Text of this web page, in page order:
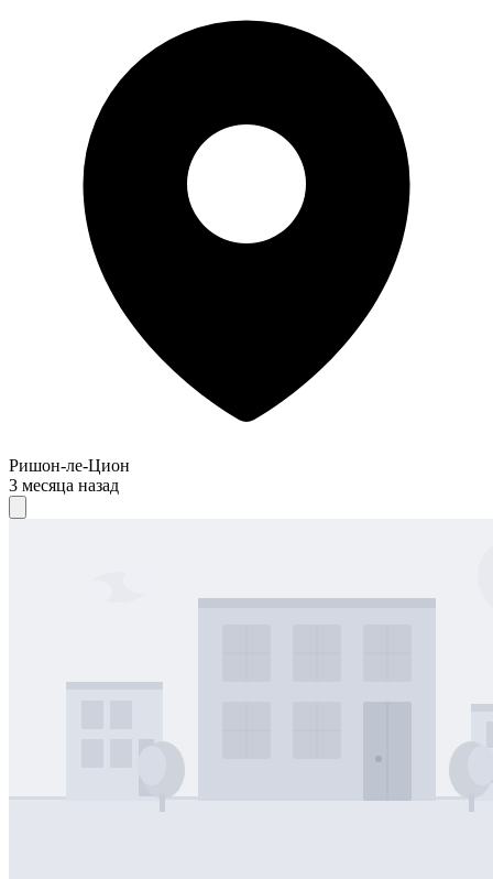
Ришон-ле-Цион
3 месяца назад